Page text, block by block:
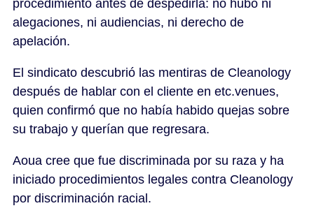
procedimiento antes de despedirla: no hubo ni
alegaciones, ni audiencias, ni derecho de
apelación.
El sindicato descubrió las mentiras de Cleanology
después de hablar con el cliente en etc.venues,
quien confirmó que no había habido quejas sobre
su trabajo y querían que regresara.
Aoua cree que fue discriminada por su raza y ha
iniciado procedimientos legales contra Cleanology
por discriminación racial.